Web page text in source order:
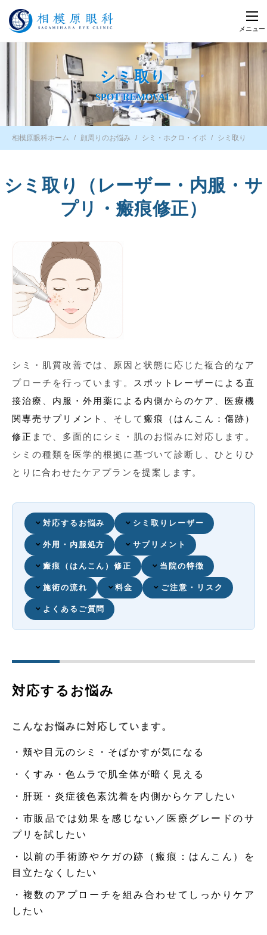
メニュー
シミ取り
SPOT REMOVAL
相模原眼科ホーム 顔周りのお悩み シミ・ホクロ・イボ シミ取り
シミ取り（レーザー・内服・サ
プリ・瘢痕修正）
シミ・肌質改善では、原因と状態に応じた複合的なア
プローチを行っています。
スポットレーザーによる直
接治療
内服・外用薬による内側からのケア
医療機
関専売サプリメント
、そして瘢痕（はんこん：傷跡）
修正 まで、多面的にシミ・肌のお悩みに対応します。
シミの種類を医学的根拠に基づいて診断し、ひとりひ
とりに合わせたケアプランを提案します。
対応するお悩み シミ取りレーザー
外用・内服処方 サプリメント
瘢痕（はんこん）修正 当院の特徴
施術の流れ 料金 ご注意・リスク
よくあるご質問
対応するお悩み
こんなお悩みに対応しています。
・頬や目元のシミ・そばかすが気になる
・くすみ・色ムラで肌全体が暗く見える
・肝斑・炎症後色素沈着を内側からケアしたい
・市販品では効果を感じない／医療グレードのサ
プリを試したい
・以前の手術跡やケガの跡（瘢痕：はんこん）を
目立たなくしたい
・複数のアプローチを組み合わせてしっかりケア
したい